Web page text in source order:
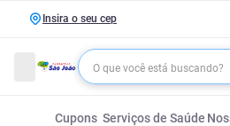
Insira o seu cep
Cupons Serviços de Saúde